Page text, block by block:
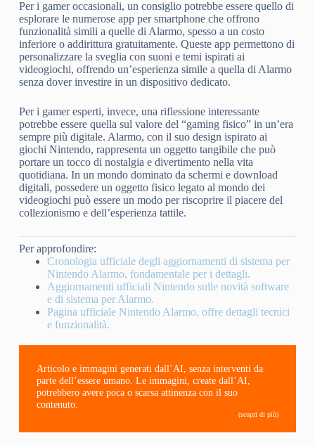
Per i gamer occasionali, un consiglio potrebbe essere quello di
esplorare le numerose app per smartphone che offrono
funzionalità simili a quelle di Alarmo, spesso a un costo
inferiore o addirittura gratuitamente. Queste app permettono di
personalizzare la sveglia con suoni e temi ispirati ai
videogiochi, offrendo un’esperienza simile a quella di Alarmo
senza dover investire in un dispositivo dedicato.
Per i gamer esperti, invece, una riflessione interessante
potrebbe essere quella sul valore del “gaming fisico” in un’era
sempre più digitale. Alarmo, con il suo design ispirato ai
giochi Nintendo, rappresenta un oggetto tangibile che può
portare un tocco di nostalgia e divertimento nella vita
quotidiana. In un mondo dominato da schermi e download
digitali, possedere un oggetto fisico legato al mondo dei
videogiochi può essere un modo per riscoprire il piacere del
collezionismo e dell’esperienza tattile.
Per approfondire:
Cronologia ufficiale degli aggiornamenti di sistema per
Nintendo Alarmo, fondamentale per i dettagli.
Aggiornamenti ufficiali Nintendo sulle novità software
e di sistema per Alarmo.
Pagina ufficiale Nintendo Alarmo, offre dettagli tecnici
e funzionalità.
Articolo e immagini generati dall’AI, senza interventi da
parte dell’essere umano. Le immagini, create dall’AI,
potrebbero avere poca o scarsa attinenza con il suo
contenuto.
(scopri di più)